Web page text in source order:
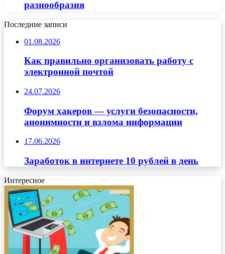
разнообразия
Последние записи
01.08.2026
Как правильно организовать работу с
электронной почтой
24.07.2026
Форум хакеров — услуги безопасности,
анонимности и взлома информации
17.06.2026
Заработок в интернете 10 рублей в день
Интересное